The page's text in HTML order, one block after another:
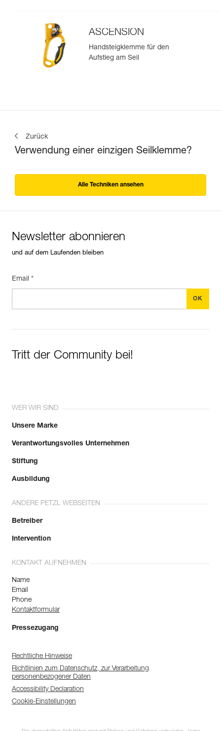
ASCENSION
Handsteigklemme für den
Aufstieg am Seil
Zurück
Verwendung einer einzigen Seilklemme?
Alle Techniken ansehen
Newsletter abonnieren
und auf dem Laufenden bleiben
Email *
Tritt der Community bei!
WER WIR SIND
Unsere Marke
Verantwortungsvolles Unternehmen
Stiftung
Ausbildung
ANDERE PETZL WEBSEITEN
Betreiber
Intervention
KONTAKT AUFNEHMEN
Name
Email
Phone
Kontaktformular
Pressezugang
Rechtliche Hinweise
Richtlinien zum Datenschutz, zur Verarbeitung
personenbezogener Daten
Accessibility Declaration
Cookie-Einstellungen